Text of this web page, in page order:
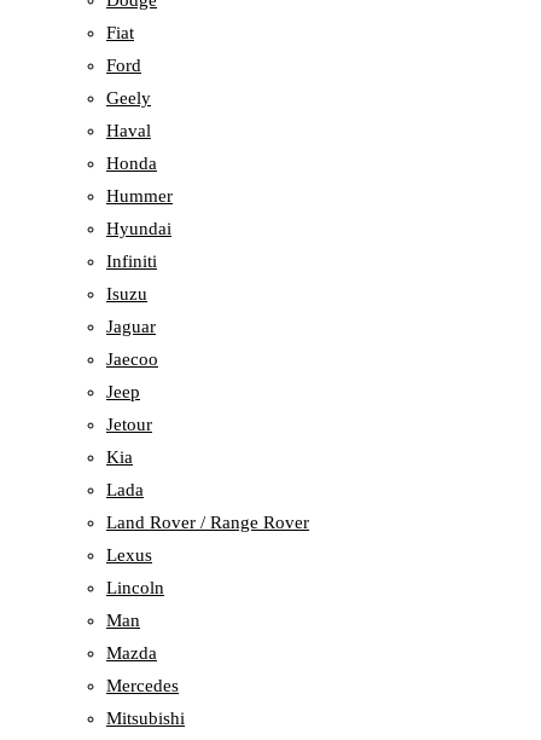
Fiat
Ford
Geely
Haval
Honda
Hummer
Hyundai
Infiniti
Isuzu
Jaguar
Jaecoo
Jeep
Jetour
Kia
Lada
Land Rover / Range Rover
Lexus
Lincoln
Man
Mazda
Mercedes
Mitsubishi